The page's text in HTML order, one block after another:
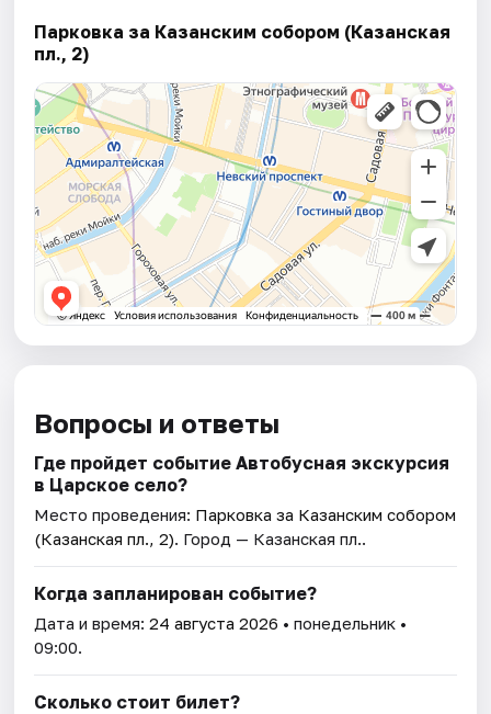
Парковка за Казанским собором (Казанская
пл., 2)
Вопросы и ответы
Где пройдет событие Автобусная экскурсия
в Царское село?
Место проведения: Парковка за Казанским собором
(Казанская пл., 2). Город — Казанская пл..
Когда запланирован событие?
Дата и время:24 августа 2026 • понедельник •
09:00.
Сколько стоит билет?